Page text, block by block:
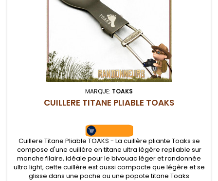
MARQUE: TOAKS
CUILLERE TITANE PLIABLE TOAKS
Cuillere Titane Pliable TOAKS - La cuillère pliante Toaks se
compose d'une cuillère en titane ultra légère repliable sur
manche filaire, idéale pour le bivouac léger et randonnée
ultra light, cette cuillère est aussi compacte que légère et se
glisse dans une poche ou une popote titane Toaks